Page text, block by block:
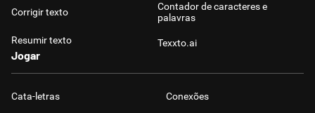
Corrigir texto
Resumir texto
Contador de caracteres e
palavras
Texxto.ai
Jogar
Cata-letras Conexões